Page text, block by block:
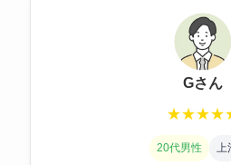
Gさん
★★★★
20代男性